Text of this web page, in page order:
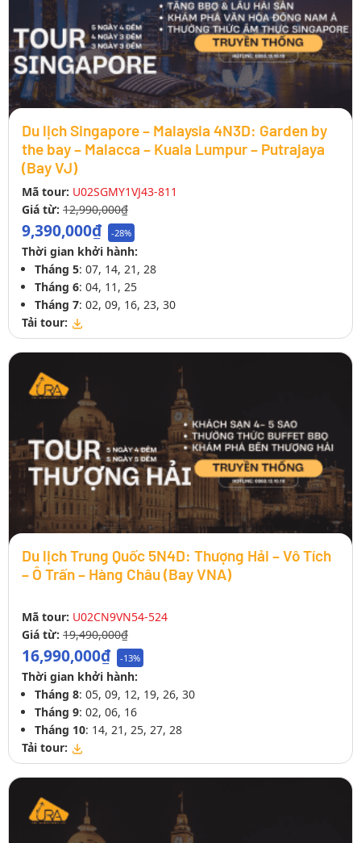
Du lịch Singapore – Malaysia 4N3D: Garden by
the bay – Malacca – Kuala Lumpur – Putrajaya
(Bay VJ)
Mã tour: U02SGMY1VJ43-811
Giá từ: 12,990,000₫
9,390,000₫ -28%
Thời gian khởi hành:
Tháng 5: 07, 14, 21, 28
Tháng 6: 04, 11, 25
Tháng 7: 02, 09, 16, 23, 30
Tải tour:
Du lịch Trung Quốc 5N4D: Thượng Hải – Vô Tích
– Ô Trấn – Hàng Châu (Bay VNA)
Mã tour: U02CN9VN54-524
Giá từ: 19,490,000₫
16,990,000₫ -13%
Thời gian khởi hành:
Tháng 8: 05, 09, 12, 19, 26, 30
Tháng 9: 02, 06, 16
Tháng 10: 14, 21, 25, 27, 28
Tải tour: